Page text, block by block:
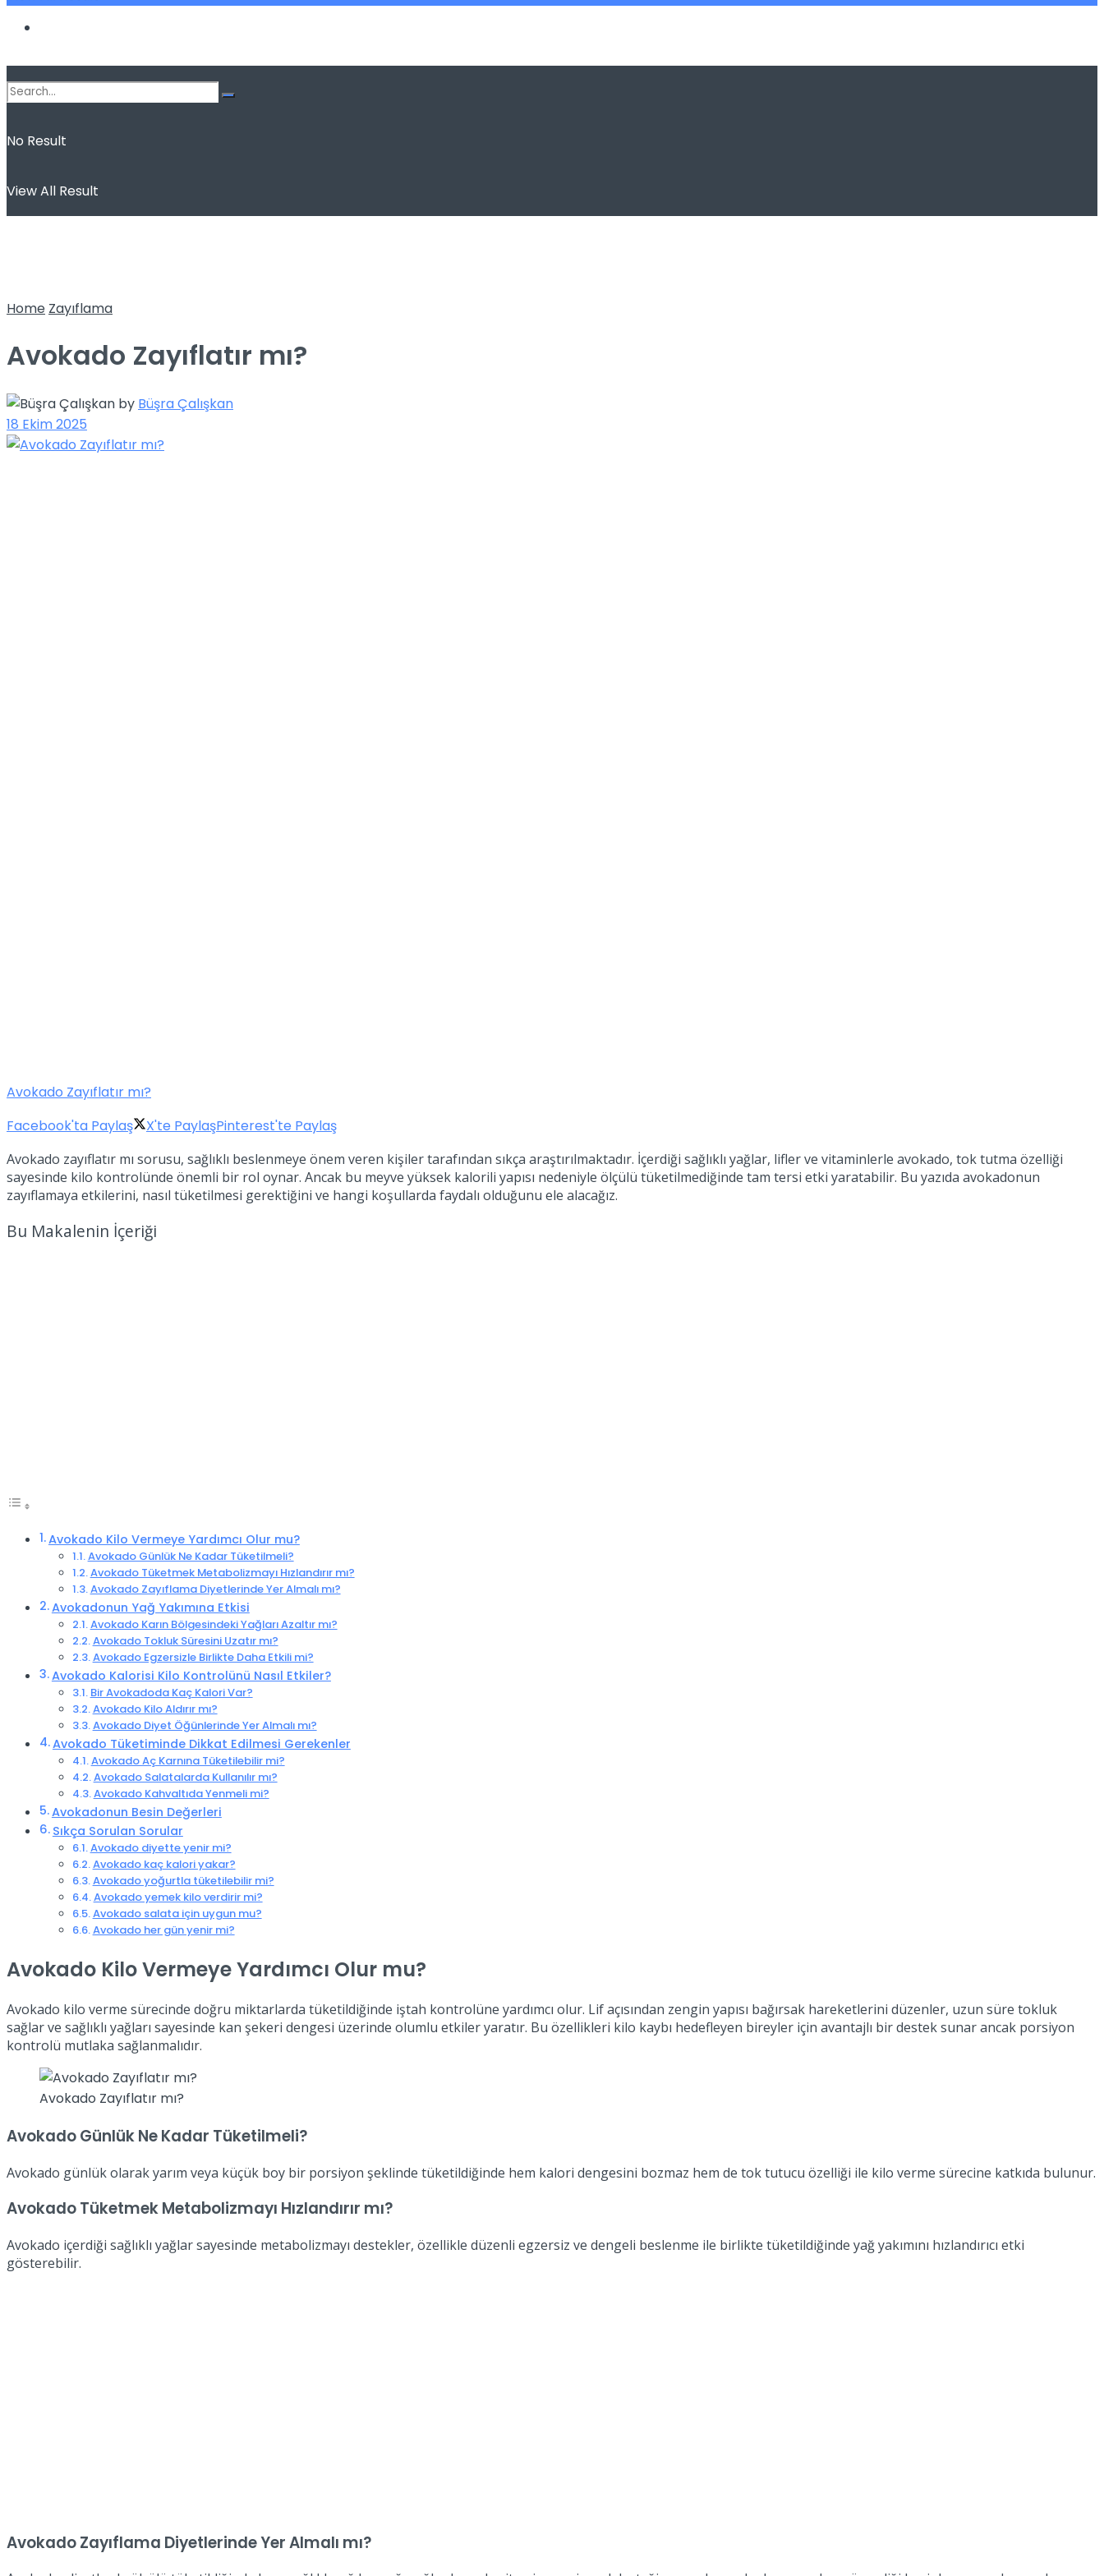
No Result
View All Result
Home Zayıflama
Avokado Zayıflatır mı?
by Büşra Çalışkan
18 Ekim 2025
Avokado Zayıflatır mı?
Facebook'ta Paylaş
X'te PaylaşPinterest'te Paylaş
Avokado zayıflatır mı sorusu, sağlıklı beslenmeye önem veren kişiler tarafından sıkça araştırılmaktadır. İçerdiği sağlıklı yağlar, lifler ve vitaminlerle avokado, tok tutma özelliği
sayesinde kilo kontrolünde önemli bir rol oynar. Ancak bu meyve yüksek kalorili yapısı nedeniyle ölçülü tüketilmediğinde tam tersi etki yaratabilir. Bu yazıda avokadonun
zayıflamaya etkilerini, nasıl tüketilmesi gerektiğini ve hangi koşullarda faydalı olduğunu ele alacağız.
Bu Makalenin İçeriği
Avokado Kilo Vermeye Yardımcı Olur mu?
Avokado Günlük Ne Kadar Tüketilmeli?
Avokado Tüketmek Metabolizmayı Hızlandırır mı?
Avokado Zayıflama Diyetlerinde Yer Almalı mı?
Avokadonun Yağ Yakımına Etkisi
Avokado Karın Bölgesindeki Yağları Azaltır mı?
Avokado Tokluk Süresini Uzatır mı?
Avokado Egzersizle Birlikte Daha Etkili mi?
Avokado Kalorisi Kilo Kontrolünü Nasıl Etkiler?
Bir Avokadoda Kaç Kalori Var?
Avokado Kilo Aldırır mı?
Avokado Diyet Öğünlerinde Yer Almalı mı?
Avokado Tüketiminde Dikkat Edilmesi Gerekenler
Avokado Aç Karnına Tüketilebilir mi?
Avokado Salatalarda Kullanılır mı?
Avokado Kahvaltıda Yenmeli mi?
Avokadonun Besin Değerleri
Sıkça Sorulan Sorular
Avokado diyette yenir mi?
Avokado kaç kalori yakar?
Avokado yoğurtla tüketilebilir mi?
Avokado yemek kilo verdirir mi?
Avokado salata için uygun mu?
Avokado her gün yenir mi?
Avokado Kilo Vermeye Yardımcı Olur mu?
Avokado kilo verme sürecinde doğru miktarlarda tüketildiğinde iştah kontrolüne yardımcı olur. Lif açısından zengin yapısı bağırsak hareketlerini düzenler, uzun süre tokluk
sağlar ve sağlıklı yağları sayesinde kan şekeri dengesi üzerinde olumlu etkiler yaratır. Bu özellikleri kilo kaybı hedefleyen bireyler için avantajlı bir destek sunar ancak porsiyon
kontrolü mutlaka sağlanmalıdır.
Avokado Zayıflatır mı?
Avokado Günlük Ne Kadar Tüketilmeli?
Avokado günlük olarak yarım veya küçük boy bir porsiyon şeklinde tüketildiğinde hem kalori dengesini bozmaz hem de tok tutucu özelliği ile kilo verme sürecine katkıda bulunur.
Avokado Tüketmek Metabolizmayı Hızlandırır mı?
Avokado içerdiği sağlıklı yağlar sayesinde metabolizmayı destekler, özellikle düzenli egzersiz ve dengeli beslenme ile birlikte tüketildiğinde yağ yakımını hızlandırıcı etki
gösterebilir.
Avokado Zayıflama Diyetlerinde Yer Almalı mı?